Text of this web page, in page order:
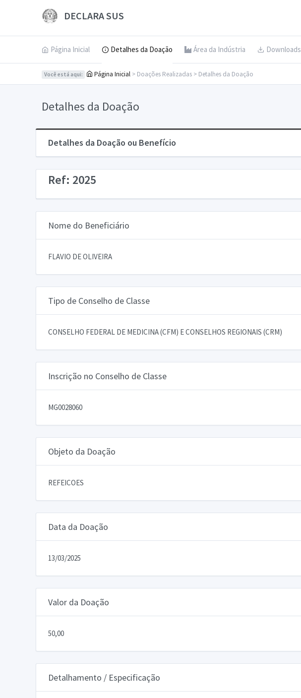
DECLARA SUS
Página Inicial Detalhes da Doação Área da Indústria Downloads
Você está aqui: Página Inicial > Doações Realizadas > Detalhes da Doação
Detalhes da Doação
Detalhes da Doação ou Benefício
Ref: 2025
Nome do Beneficiário
FLAVIO DE OLIVEIRA
Tipo de Conselho de Classe
CONSELHO FEDERAL DE MEDICINA (CFM) E CONSELHOS REGIONAIS (CRM)
Inscrição no Conselho de Classe
MG0028060
Objeto da Doação
REFEICOES
Data da Doação
13/03/2025
Valor da Doação
50,00
Detalhamento / Especificação